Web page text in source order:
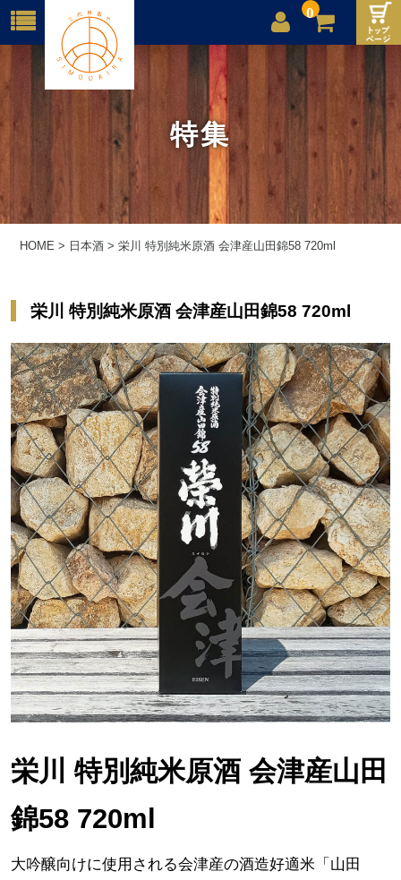
0
店舗案内
ご利用案内
送料
お問合せ
特集
HOME > 日本酒 >栄川 特別純米原酒 会津産山田錦58 720ml
栄川 特別純米原酒 会津産山田錦58 720ml
栄川 特別純米原酒 会津産山田
錦58 720ml
大吟醸向けに使用される会津産の酒造好適米「山田